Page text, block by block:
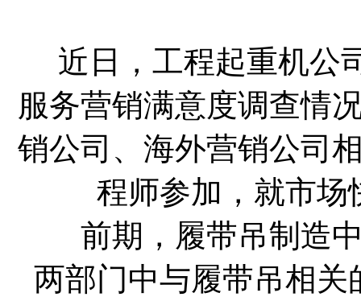
近日，工程起重机公
服务营销满意度调查情
销公司、海外营销公司
程师参加，就市场
前期，履带吊制造中
两部门中与履带吊相